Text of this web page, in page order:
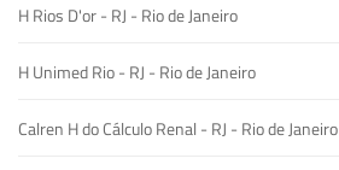
H Rios D'or - RJ - Rio de Janeiro
H Unimed Rio - RJ - Rio de Janeiro
Calren H do Cálculo Renal - RJ - Rio de Janeiro